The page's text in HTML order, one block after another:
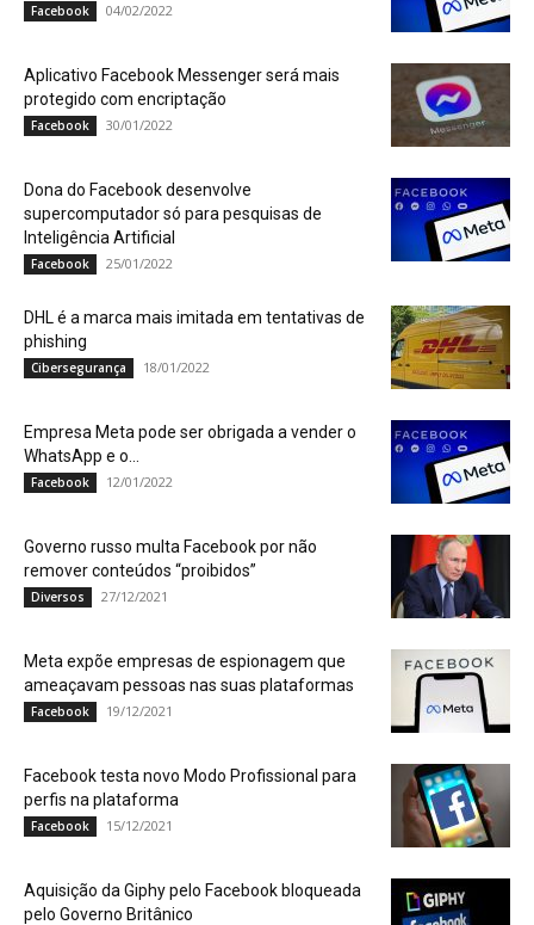
Facebook 04/02/2022
Aplicativo Facebook Messenger será mais
protegido com encriptação
Facebook 30/01/2022
Dona do Facebook desenvolve
supercomputador só para pesquisas de
Inteligência Artificial
Facebook 25/01/2022
DHL é a marca mais imitada em tentativas de
phishing
Cibersegurança 18/01/2022
Empresa Meta pode ser obrigada a vender o
WhatsApp e o...
Facebook 12/01/2022
Governo russo multa Facebook por não
remover conteúdos “proibidos”
Diversos 27/12/2021
Meta expõe empresas de espionagem que
ameaçavam pessoas nas suas plataformas
Facebook 19/12/2021
Facebook testa novo Modo Profissional para
perfis na plataforma
Facebook 15/12/2021
Aquisição da Giphy pelo Facebook bloqueada
pelo Governo Britânico